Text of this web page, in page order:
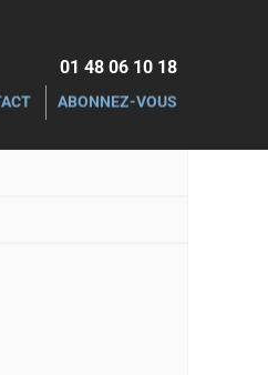
01 48 06 10 18‬
ABONNEZ-VOUS